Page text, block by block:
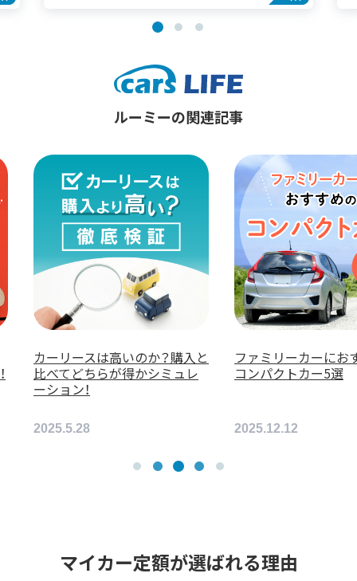
ルーミーの関連記事
リーカーにおすすめの
クトカー5選
【特集】納期が短くリセールも
良いおすすめ17車種を紹介！
マイカー定額が選ばれる理由